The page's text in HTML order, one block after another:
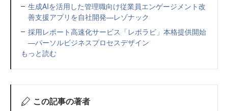
生成AIを活用した管理職向け従業員エンゲージメント改
善支援アプリを自社開発—レゾナック
採用レポート高速化サービス「レポラビ」本格提供開始
—パーソルビジネスプロセスデザイン
もっと読む
この記事の著者